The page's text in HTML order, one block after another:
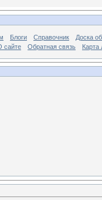
Блоги Справочник
Доска
сайте
Обратная связь Карта